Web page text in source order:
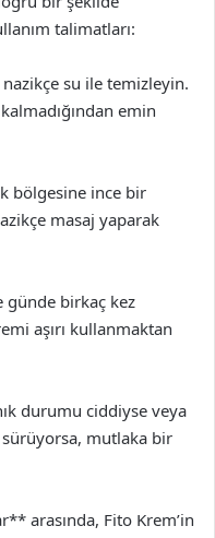
talimatları:
su ile temizleyin.
emin
bölgesine ince bir
masaj yaparak
günde birkaç kez
aşırı kullanmaktan
durumu ciddiyse veya
mutlaka bir
arasında, Fito Krem’in